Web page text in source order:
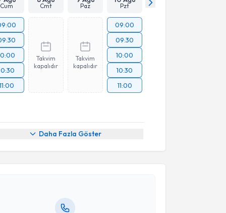
Cum Cmt Paz Pzt
Takvim
kapalıdır
Takvim
kapalıdır
09:00
09:30
10:00
10:30
11:00
Daha Fazla Göster
Talebi
Erkuşiçin randevu takvimi talebi oluşturun.